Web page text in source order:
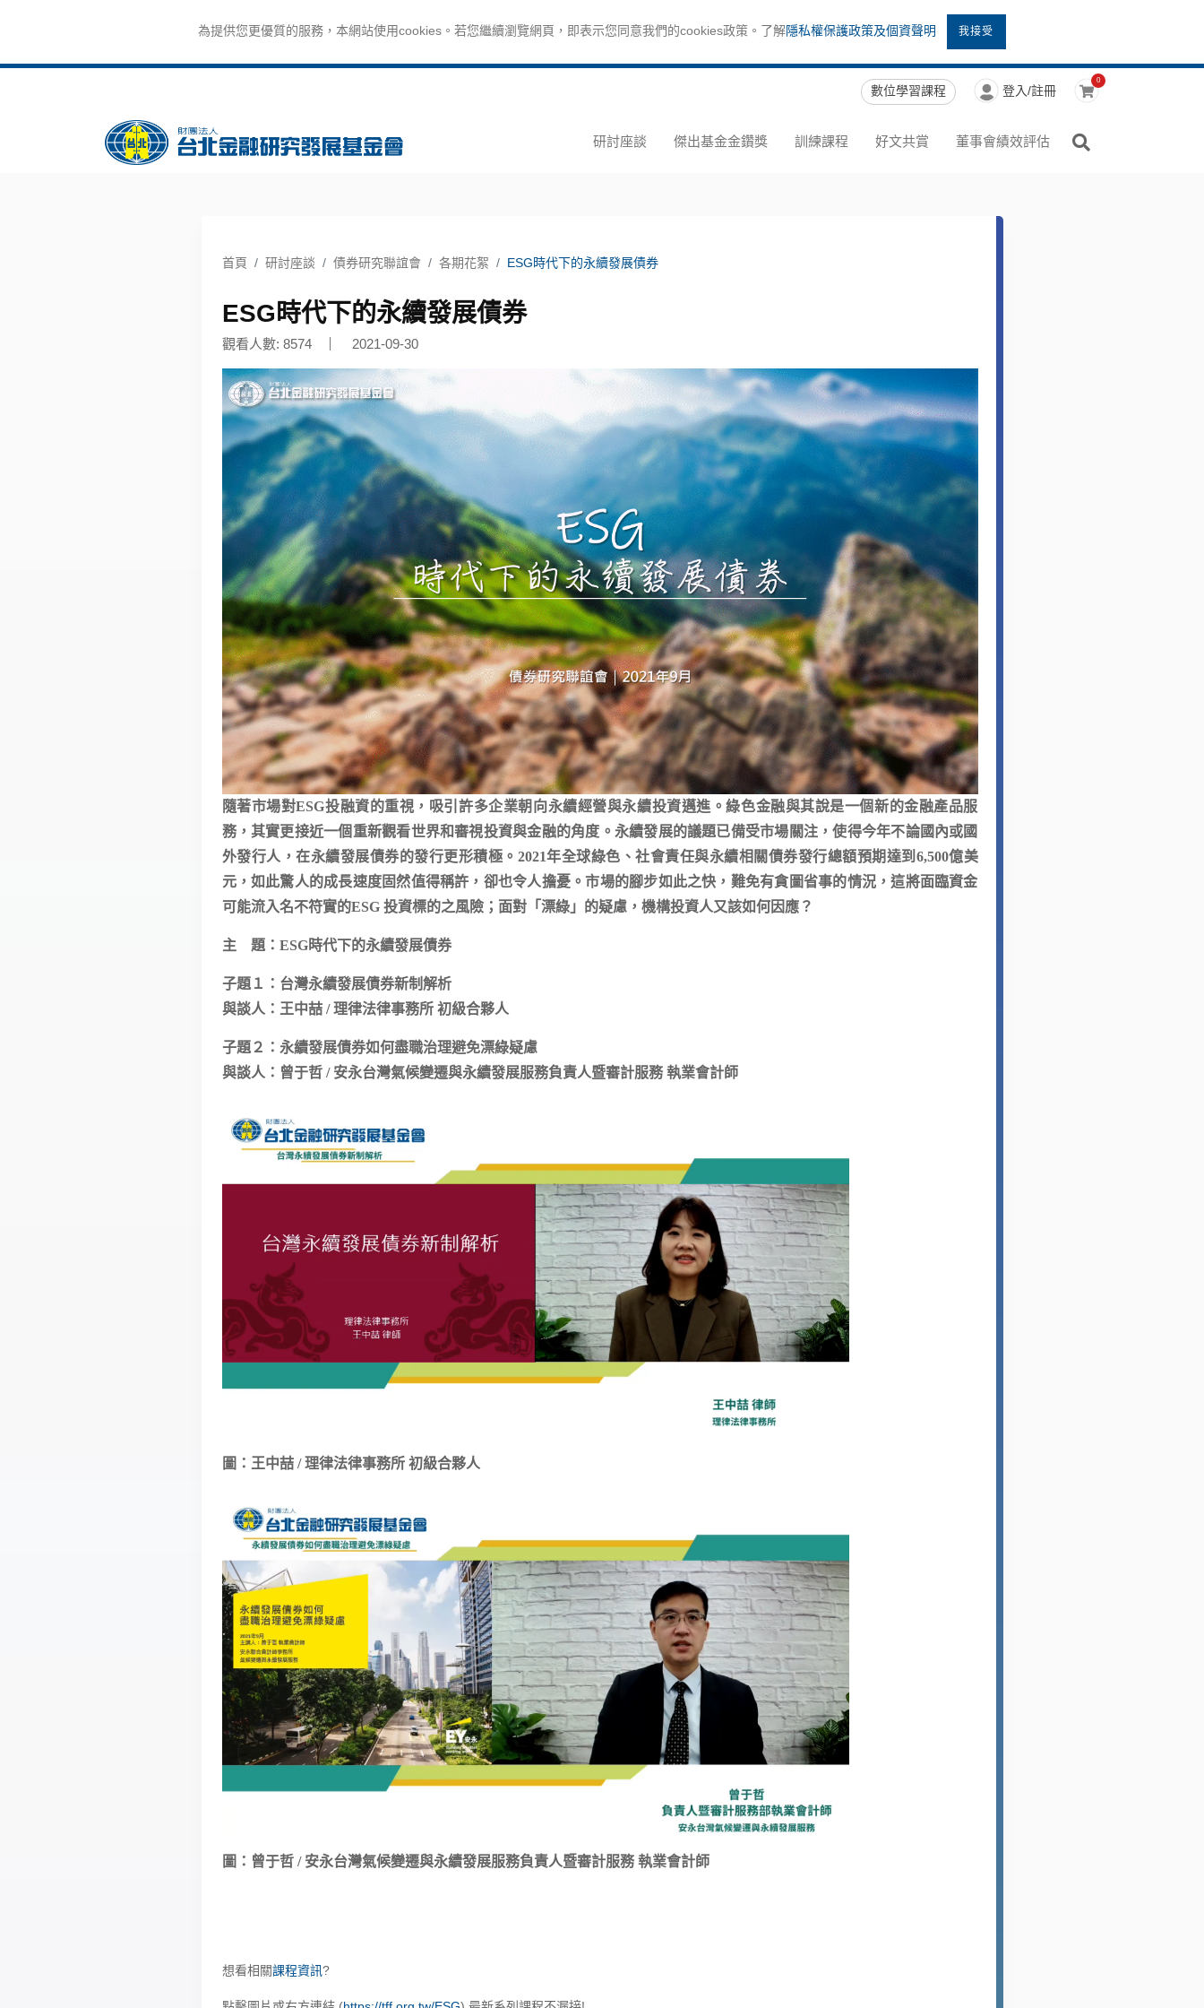
為提供您更優質的服務，本網站使用cookies。若您繼續瀏覽網頁，即表示您同意我們的cookies政策。了解隱私權保護政策及個資聲明 我接受
數位學習課程 登入/註冊
0
研討座談 傑出基金金鑽獎 訓練課程 好文共賞 董事會績效評估
首頁 研討座談 債券研究聯誼會 各期花絮 ESG時代下的永續發展債券
ESG時代下的永續發展債券
觀看人數: 8574 2021-09-30
隨著市場對ESG投融資的重視，吸引許多企業朝向永續經營與永續投資邁進。綠色金融與其說是一個新的金融產品服
務，其實更接近一個重新觀看世界和審視投資與金融的角度。永續發展的議題已備受市場關注，使得今年不論國內或國
外發行人，在永續發展債券的發行更形積極。2021年全球綠色、社會責任與永續相關債券發行總額預期達到6,500億美
元，如此驚人的成長速度固然值得稱許，卻也令人擔憂。市場的腳步如此之快，難免有貪圖省事的情況，這將面臨資金
可能流入名不符實的ESG 投資標的之風險；面對「漂綠」的疑慮，機構投資人又該如何因應？
主 題：ESG時代下的永續發展債券
子題１：台灣永續發展債券新制解析
與談人：王中喆 / 理律法律事務所 初級合夥人
子題２：永續發展債券如何盡職治理避免漂綠疑慮
與談人：曾于哲 / 安永台灣氣候變遷與永續發展服務負責人暨審計服務 執業會計師
圖：王中喆 / 理律法律事務所 初級合夥人
圖：曾于哲 / 安永台灣氣候變遷與永續發展服務負責人暨審計服務 執業會計師
想看相關課程資訊?